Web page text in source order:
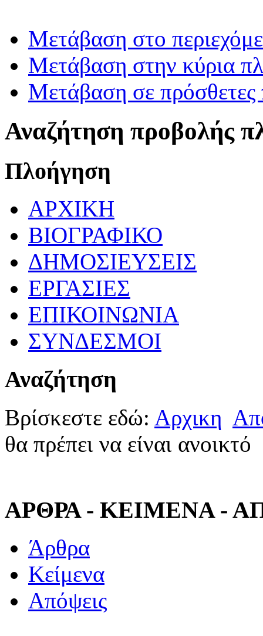
Μετάβαση στο
Μετάβαση στην κύρια
Μετάβαση σε πρόσθετες
Αναζήτηση προβολής
Πλοήγηση
ΑΡΧΙΚΗ
ΒΙΟΓΡΑΦΙΚΟ
ΔΗΜΟΣΙΕΥΣΕΙΣ
ΕΡΓΑΣΙΕΣ
ΕΠΙΚΟΙΝΩΝΙΑ
ΣΥΝΔΕΣΜΟΙ
Αναζήτηση
Βρίσκεστε εδώ: Αρχικη
θα πρέπει να είναι ανοικτό
ΑΡΘΡΑ - ΚΕΙΜΕΝΑ -
Άρθρα
Κείμενα
Απόψεις